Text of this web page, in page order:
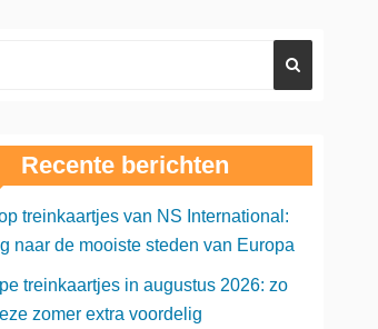
Recente berichten
treinkaartjes van NS International:
naar de mooiste steden van Europa
treinkaartjes in augustus 2026: zo
zomer extra voordelig